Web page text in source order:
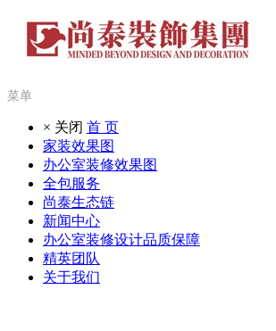
菜单
× 关闭 首 页
家装效果图
办公室装修效果图
全包服务
尚泰生态链
新闻中心
办公室装修设计品质保障
精英团队
关于我们